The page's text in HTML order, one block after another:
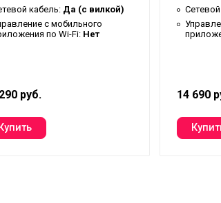
кабель: Да (с вилкой)
c мобильного
по Wi-Fi: Нет
руб. 14 690